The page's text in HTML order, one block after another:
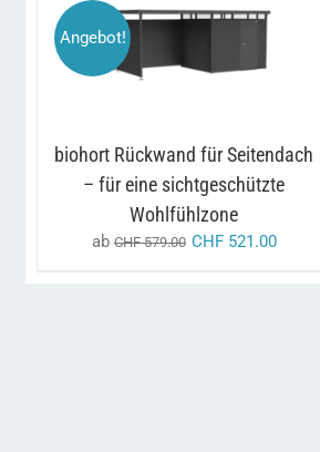
Angebot!AUSFÜHRUNG WÄHLEN
PRODUKT
DIE
OPTIONEN
KÖNNEN
DER
DETAILS
biohort Rückwand für Seitendach
– für eine sichtgeschützte
Wohlfühlzone
abCHF579.00 CHF521.00